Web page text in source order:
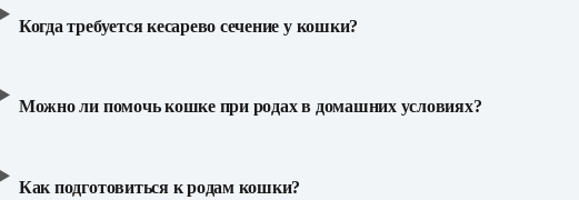
Когда требуется кесарево сечение у кошки?
Можно ли помочь кошке при родах в домашних условиях?
Как подготовиться к родам кошки?